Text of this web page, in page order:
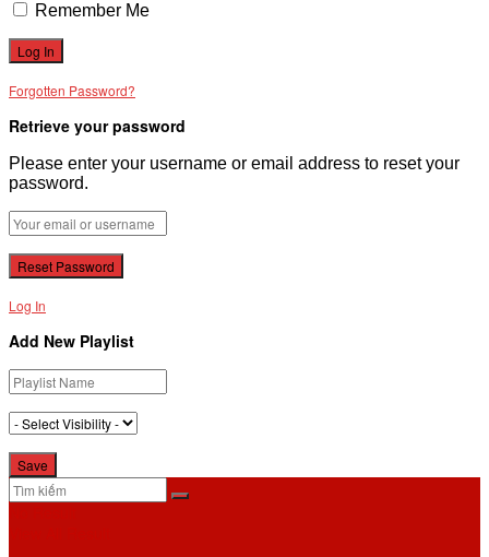
Remember Me
Forgotten Password?
Retrieve your password
Please enter your username or email address to reset your
password.
Log In
Add New Playlist